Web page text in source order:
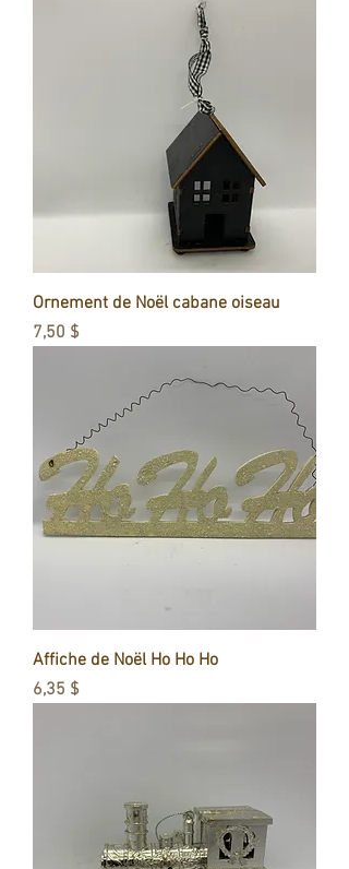
Ornement de Noël cabane oiseau
Prix
7,50 $
Affiche de Noël Ho Ho Ho
Prix
6,35 $